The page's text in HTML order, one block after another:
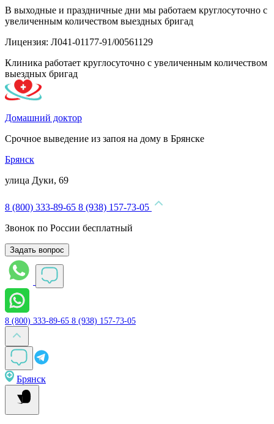
В выходные и праздничные дни мы работаем круглосуточно с
увеличенным количеством выездных бригад
Лицензия: Л041-01177-91/00561129
Клиника работает круглосуточно с увеличенным количеством
выездных бригад
Домашний доктор
Срочное выведение из запоя на дому в Брянске
Брянск
улица Дуки, 69
8 (800) 333-89-65 8 (938) 157-73-05
Звонок по России бесплатный
Задать вопрос
8 (800) 333-89-65 8 (938) 157-73-05
Брянск